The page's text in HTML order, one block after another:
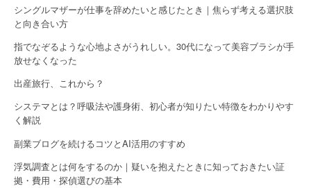
シングルマザーが仕事を辞めたいと感じたとき｜焦らず考える選択肢
と向き合い方
指でなぞるような心地よさがうれしい。30代になって美容ブラシが手
放せなくなった
出産旅行、これから？
システマとは？呼吸法や護身術、初心者が知りたい特徴をわかりやす
く解説
副業ブログを続けるコツとAI活用のすすめ
浮気調査とは何をするのか｜疑いを抱えたときに知っておきたい証
拠・費用・探偵選びの基本